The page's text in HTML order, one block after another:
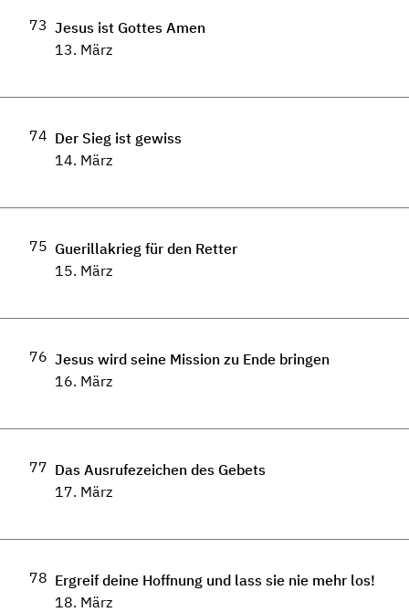
73 Jesus ist Gottes Amen
13. März
74 Der Sieg ist gewiss
14. März
75 Guerillakrieg für den Retter
15. März
76 Jesus wird seine Mission zu Ende bringen
16. März
77 Das Ausrufezeichen des Gebets
17. März
78 Ergreif deine Hoffnung und lass sie nie mehr los!
18. März